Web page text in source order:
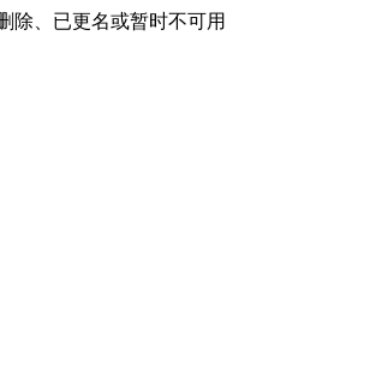
、已更名或暂时不可用